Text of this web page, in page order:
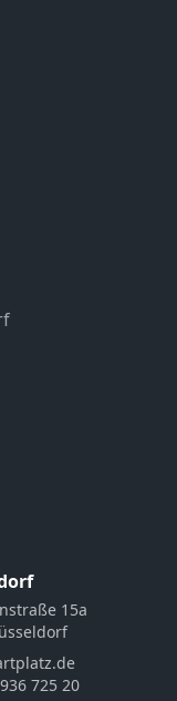
15a
725 20